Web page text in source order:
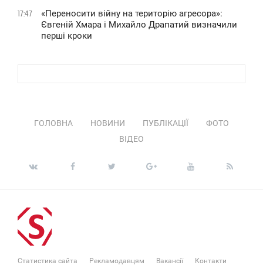
17:47
«Переносити війну на територію агресора»:
Євгеній Хмара і Михайло Драпатий визначили
перші кроки
ГОЛОВНА НОВИНИ ПУБЛІКАЦІЇ
ФОТО
ВІДЕО
Статистика сайта Рекламодавцям Вакансії
Контакти